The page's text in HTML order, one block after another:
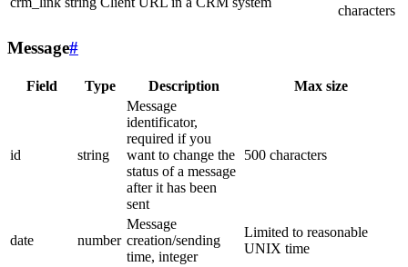
characters
Message#
Field Type Description Max size
id string
Message
identificator,
required if you
want to change the
status of a message
after it has been
sent
500 characters
date number
Message
creation/sending
time, integer
Limited to reasonable
UNIX time